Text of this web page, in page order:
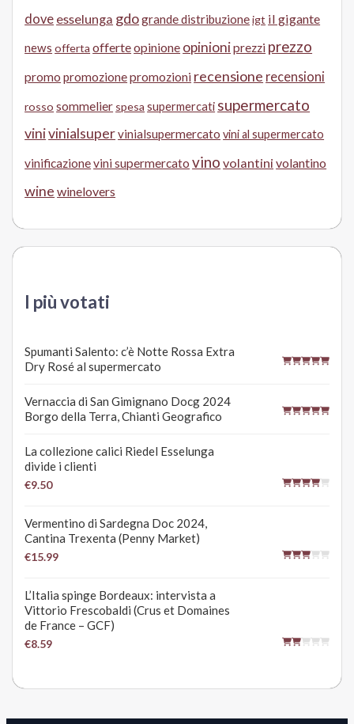
dove esselunga gdogrande distribuzioneigt il gigante
news offerta offerteopinione opinioniprezzi prezzo
promo promozionepromozioni recensione recensioni
rosso sommelier spesa supermercati supermercato
vinivinialsupervinialsupermercato vini al supermercato
vinificazionevini supermercato vino volantini volantino
wine winelovers
I più votati
Spumanti Salento: c’è Notte Rossa Extra
Dry Rosé al supermercato
Vernaccia di San Gimignano Docg 2024
Borgo della Terra, Chianti Geografico
La collezione calici Riedel Esselunga
divide i clienti
€9.50
Vermentino di Sardegna Doc 2024,
Cantina Trexenta (Penny Market)
€15.99
L’Italia spinge Bordeaux: intervista a
Vittorio Frescobaldi (Crus et Domaines
de France – GCF)
€8.59